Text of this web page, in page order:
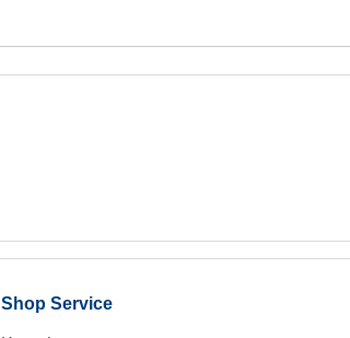
Shop Service